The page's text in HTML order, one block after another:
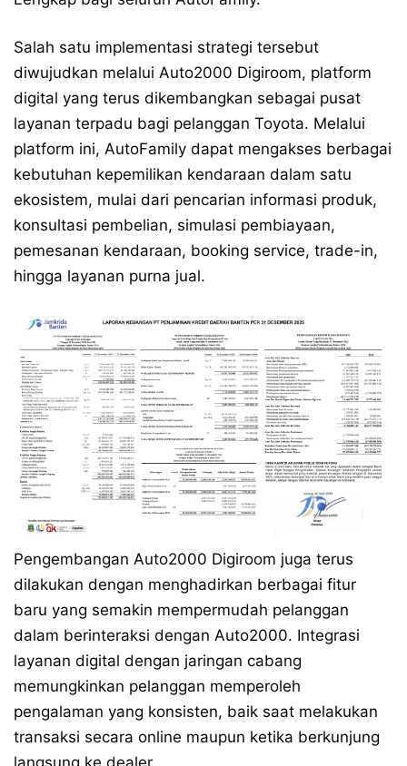
Salah satu implementasi strategi tersebut
diwujudkan melalui Auto2000 Digiroom, platform
digital yang terus dikembangkan sebagai pusat
layanan terpadu bagi pelanggan Toyota. Melalui
platform ini, AutoFamily dapat mengakses berbagai
kebutuhan kepemilikan kendaraan dalam satu
ekosistem, mulai dari pencarian informasi produk,
konsultasi pembelian, simulasi pembiayaan,
pemesanan kendaraan, booking service, trade-in,
hingga layanan purna jual.
Pengembangan Auto2000 Digiroom juga terus
dilakukan dengan menghadirkan berbagai fitur
baru yang semakin mempermudah pelanggan
dalam berinteraksi dengan Auto2000. Integrasi
layanan digital dengan jaringan cabang
memungkinkan pelanggan memperoleh
pengalaman yang konsisten, baik saat melakukan
transaksi secara online maupun ketika berkunjung